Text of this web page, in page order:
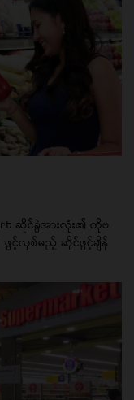
ဆိုင်ခွဲအားလုံး၏ ကိုဗ
င့်လှစ်မည့် ဆိုင်ဖွင့်ချိန်